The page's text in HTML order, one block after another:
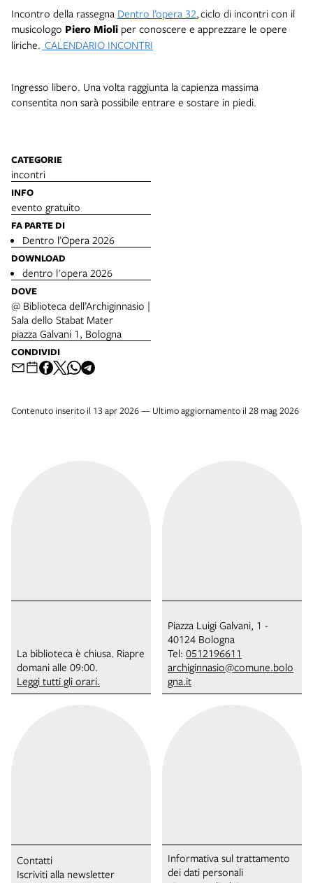
Incontro della rassegna Dentro l’opera 32,ciclo di incontri con il
musicologo Piero Mioli per conoscere e apprezzare le opere
liriche. CALENDARIO INCONTRI
Ingresso libero. Una volta raggiunta la capienza massima
consentita non sarà possibile entrare e sostare in piedi.
CATEGORIE
incontri
INFO
evento gratuito
FA PARTE DI
Dentro l’Opera 2026
DOWNLOAD
dentro l'opera 2026
DOVE
@ Biblioteca dell’Archiginnasio |
Sala dello Stabat Mater
piazza Galvani 1, Bologna
CONDIVIDI
Contenuto inserito il 13 apr 2026 — Ultimo aggiornamento il 28 mag 2026
La biblioteca è chiusa. Riapre
domani alle 09:00.
Leggi tutti gli orari.
Piazza Luigi Galvani, 1 -
40124 Bologna
Tel: 0512196611
archiginnasio@comune.bolo
gna.it
Contatti
Iscriviti alla newsletter
Informativa sul trattamento
dei dati personali